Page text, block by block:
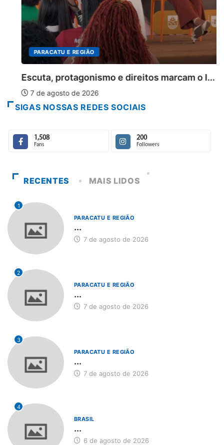
PARACATU E REGIÃO
Escuta, protagonismo e direitos marcam o I...
7 de agosto de 2026
SIGAS NOSSAS REDES SOCIAIS
1,508
Fans
200
Followers
RECENTES MAIS LIDOS
1
PARACATU E REGIÃO
...
7 de agosto de 2026
2
PARACATU E REGIÃO
...
7 de agosto de 2026
3
PARACATU E REGIÃO
...
7 de agosto de 2026
4
BRASIL
...
6 de agosto de 2026